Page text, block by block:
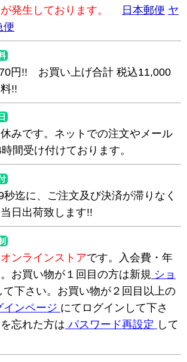
発生しております。 日本郵便 ヤ
便
円!! お買い上げ合計 税込11,000
!!
みです。ネットでの注文やメール
間受け付けております。
迄に、ご注文及び決済が滞りなく
日出荷致します!!
ンラインストアです。入会費・年
お買い物が１回目の方は新規 ショ
て下さい。お買い物が２回目以上の
インページ にてログインして下さ
忘れた方は パスワード再設定 して